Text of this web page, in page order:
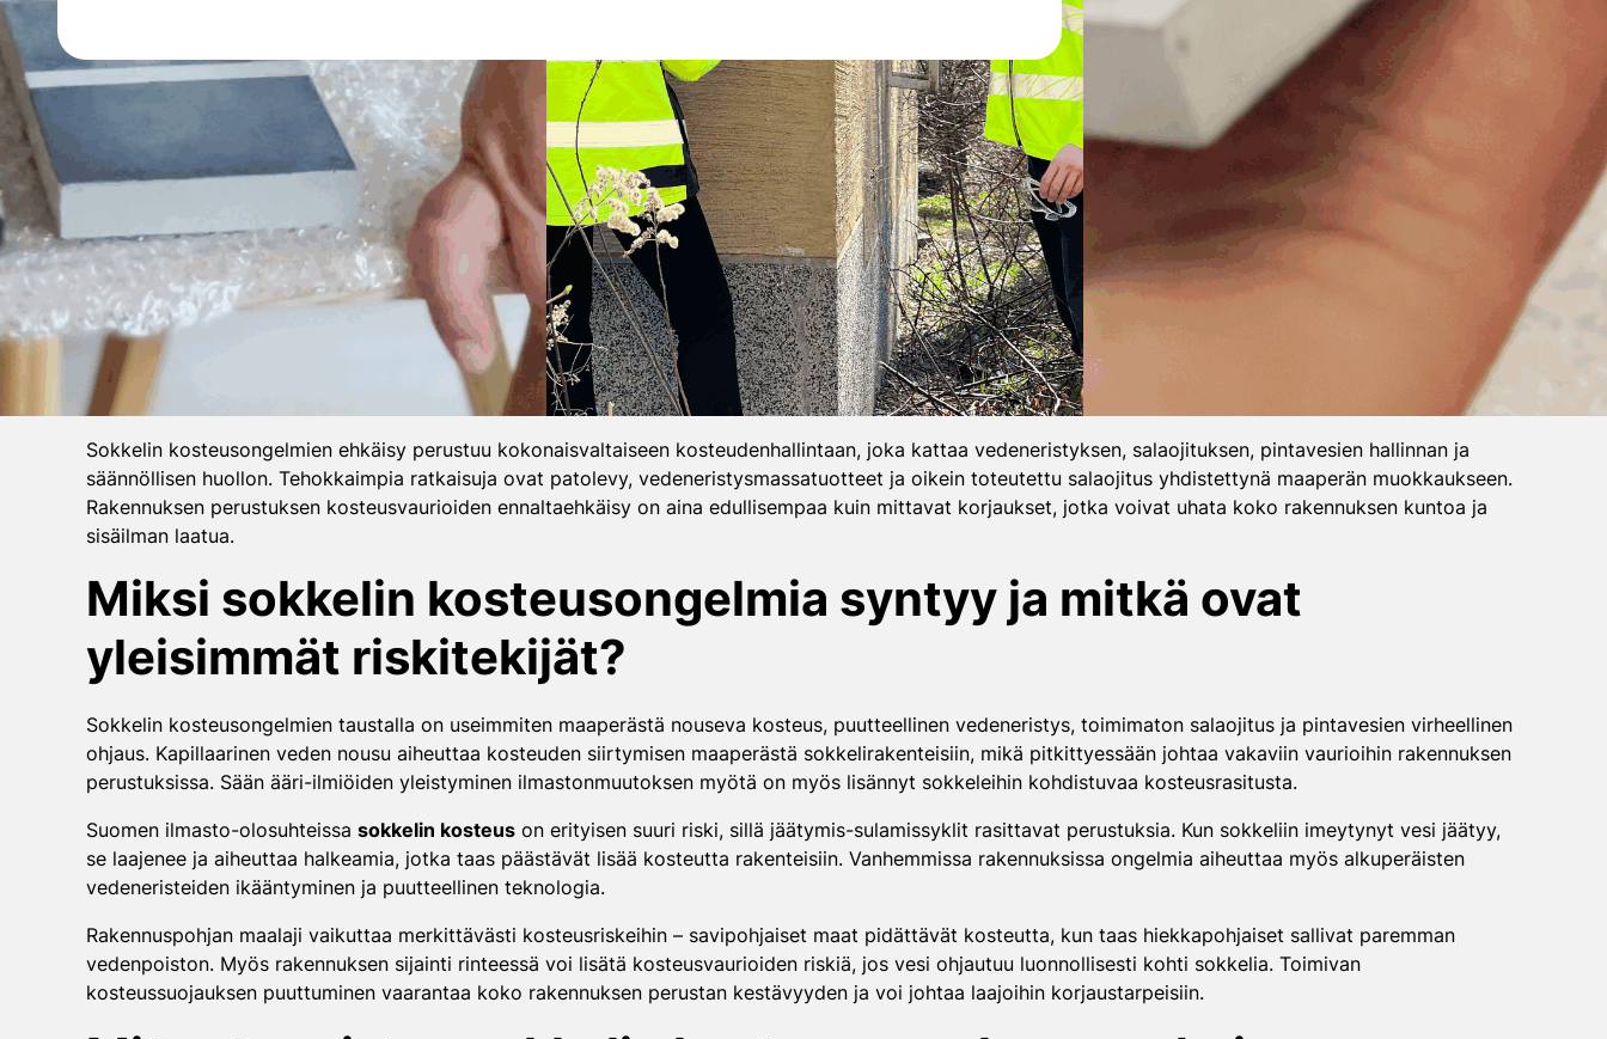
Sokkelin kosteusongelmien ehkäisy perustuu kokonaisvaltaiseen kosteudenhallintaan, joka kattaa vedeneristyksen, salaojituksen, pintavesien hallinnan ja
säännöllisen huollon. Tehokkaimpia ratkaisuja ovat patolevy, vedeneristysmassatuotteet ja oikein toteutettu salaojitus yhdistettynä maaperän muokkaukseen.
Rakennuksen perustuksen kosteusvaurioiden ennaltaehkäisy on aina edullisempaa kuin mittavat korjaukset, jotka voivat uhata koko rakennuksen kuntoa ja
sisäilman laatua.
Miksi sokkelin kosteusongelmia syntyy ja mitkä ovat
yleisimmät riskitekijät?
Sokkelin kosteusongelmien taustalla on useimmiten maaperästä nouseva kosteus, puutteellinen vedeneristys, toimimaton salaojitus ja pintavesien virheellinen
ohjaus. Kapillaarinen veden nousu aiheuttaa kosteuden siirtymisen maaperästä sokkelirakenteisiin, mikä pitkittyessään johtaa vakaviin vaurioihin rakennuksen
perustuksissa. Sään ääri-ilmiöiden yleistyminen ilmastonmuutoksen myötä on myös lisännyt sokkeleihin kohdistuvaa kosteusrasitusta.
Suomen ilmasto-olosuhteissa sokkelin kosteus on erityisen suuri riski, sillä jäätymis-sulamissyklit rasittavat perustuksia. Kun sokkeliin imeytynyt vesi jäätyy,
se laajenee ja aiheuttaa halkeamia, jotka taas päästävät lisää kosteutta rakenteisiin. Vanhemmissa rakennuksissa ongelmia aiheuttaa myös alkuperäisten
vedeneristeiden ikääntyminen ja puutteellinen teknologia.
Rakennuspohjan maalaji vaikuttaa merkittävästi kosteusriskeihin – savipohjaiset maat pidättävät kosteutta, kun taas hiekkapohjaiset sallivat paremman
vedenpoiston. Myös rakennuksen sijainti rinteessä voi lisätä kosteusvaurioiden riskiä, jos vesi ohjautuu luonnollisesti kohti sokkelia. Toimivan
kosteussuojauksen puuttuminen vaarantaa koko rakennuksen perustan kestävyyden ja voi johtaa laajoihin korjaustarpeisiin.